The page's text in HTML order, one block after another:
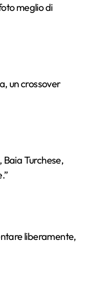
meglio di
un crossover
Turchese,
liberamente,